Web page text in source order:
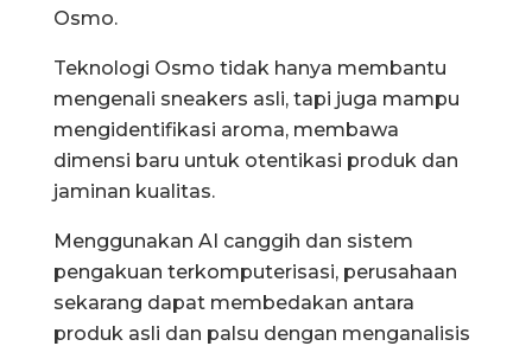
Osmo.
Teknologi Osmo tidak hanya membantu
mengenali sneakers asli, tapi juga mampu
mengidentifikasi aroma, membawa
dimensi baru untuk otentikasi produk dan
jaminan kualitas.
Menggunakan AI canggih dan sistem
pengakuan terkomputerisasi, perusahaan
sekarang dapat membedakan antara
produk asli dan palsu dengan menganalisis